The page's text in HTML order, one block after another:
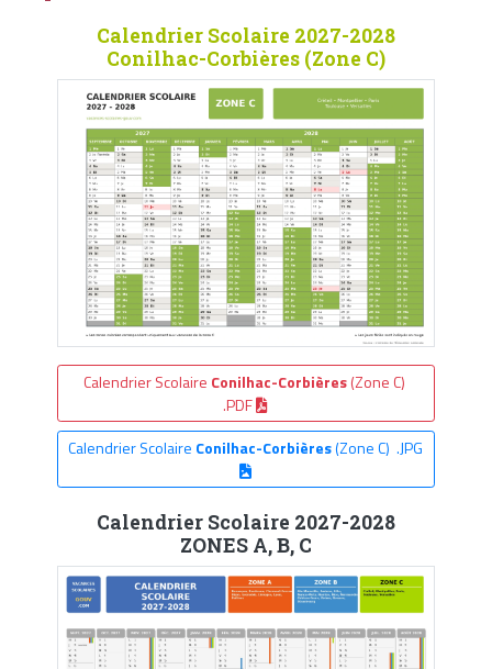
Calendrier Scolaire 2027-2028
Conilhac-Corbières (Zone C)
Calendrier Scolaire Conilhac-Corbières(Zone C)
.PDF
Calendrier Scolaire Conilhac-Corbières(Zone C) .JPG
Calendrier Scolaire 2027-2028
ZONES A, B, C